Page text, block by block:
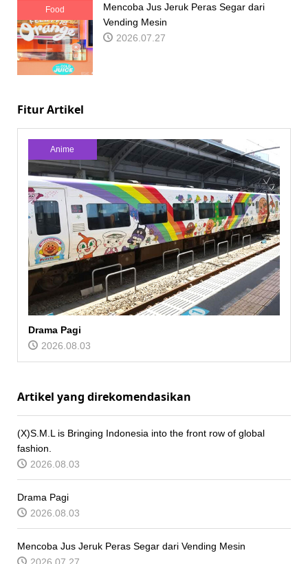
Food
Mencoba Jus Jeruk Peras Segar dari
Vending Mesin
2026.07.27
Fitur Artikel
Anime
Drama Pagi
2026.08.03
Artikel yang direkomendasikan
(X)S.M.L is Bringing Indonesia into the front row of global
fashion.
2026.08.03
Drama Pagi
2026.08.03
Mencoba Jus Jeruk Peras Segar dari Vending Mesin